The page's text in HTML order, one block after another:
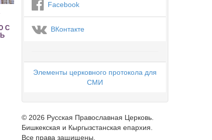
С
Facebook
ВКонтакте
Элементы церковного протокола для
СМИ
© 2026 Русская Православная Церковь.
Бишкекская и Кыргызстанская епархия.
Все права защищены.